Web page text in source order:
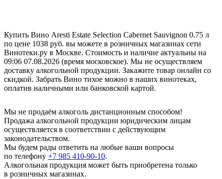
Купить Вино Aresti Estate Selection Cabernet Sauvignon 0.75 л
по цене 1038 руб. вы можете в розничных магазинах сети
Винотеки.ру в Москве. Стоимость и наличие актуальны на
09:06 07.08.2026 (время московское). Мы не осуществляем
доставку алкогольной продукции. Закажите товар онлайн со
скидкой. Забрать Вино тихое можно в наших винотеках,
оплатив наличными или банковской картой.
Мы не продаём алкоголь дистанционным способом!
Продажа алкогольной продукции юридическим лицам
осуществляется в соответствии с действующим
законодательством.
Мы будем рады ответить на любые ваши вопросы
по телефону +7 985 410-90-10.
Алкогольная продукция может быть приобретена только
в розничных магазинах.